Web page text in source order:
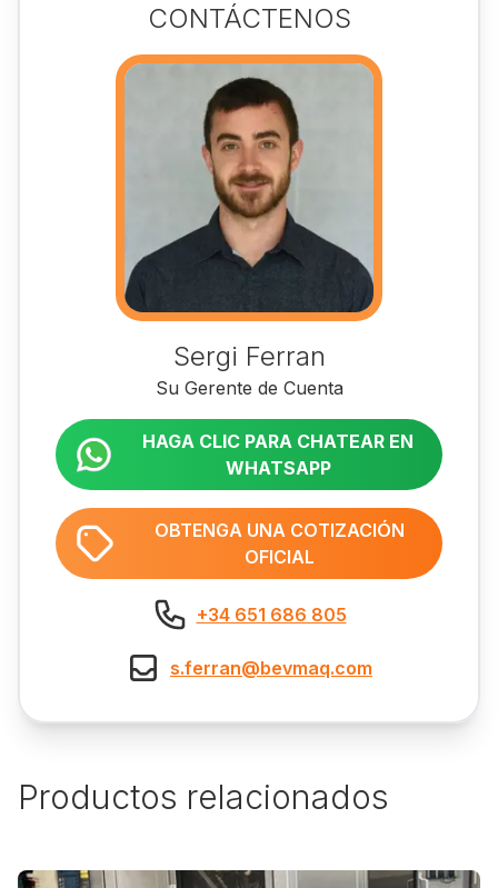
CONTÁCTENOS
Sergi Ferran
Su Gerente de Cuenta
HAGA CLIC PARA CHATEAR EN
WHATSAPP
OBTENGA UNA COTIZACIÓN
OFICIAL
+34 651 686 805
s.ferran@bevmaq.com
Productos relacionados